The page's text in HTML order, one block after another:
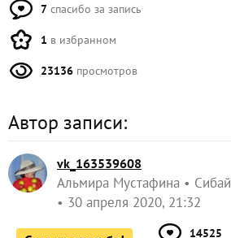
7 спасибо за запись
1 в избранном
23136 просмотров
Автор записи:
vk_163539608
Альмира Мустафина
Сибай
30 апреля 2020, 21:32
14525